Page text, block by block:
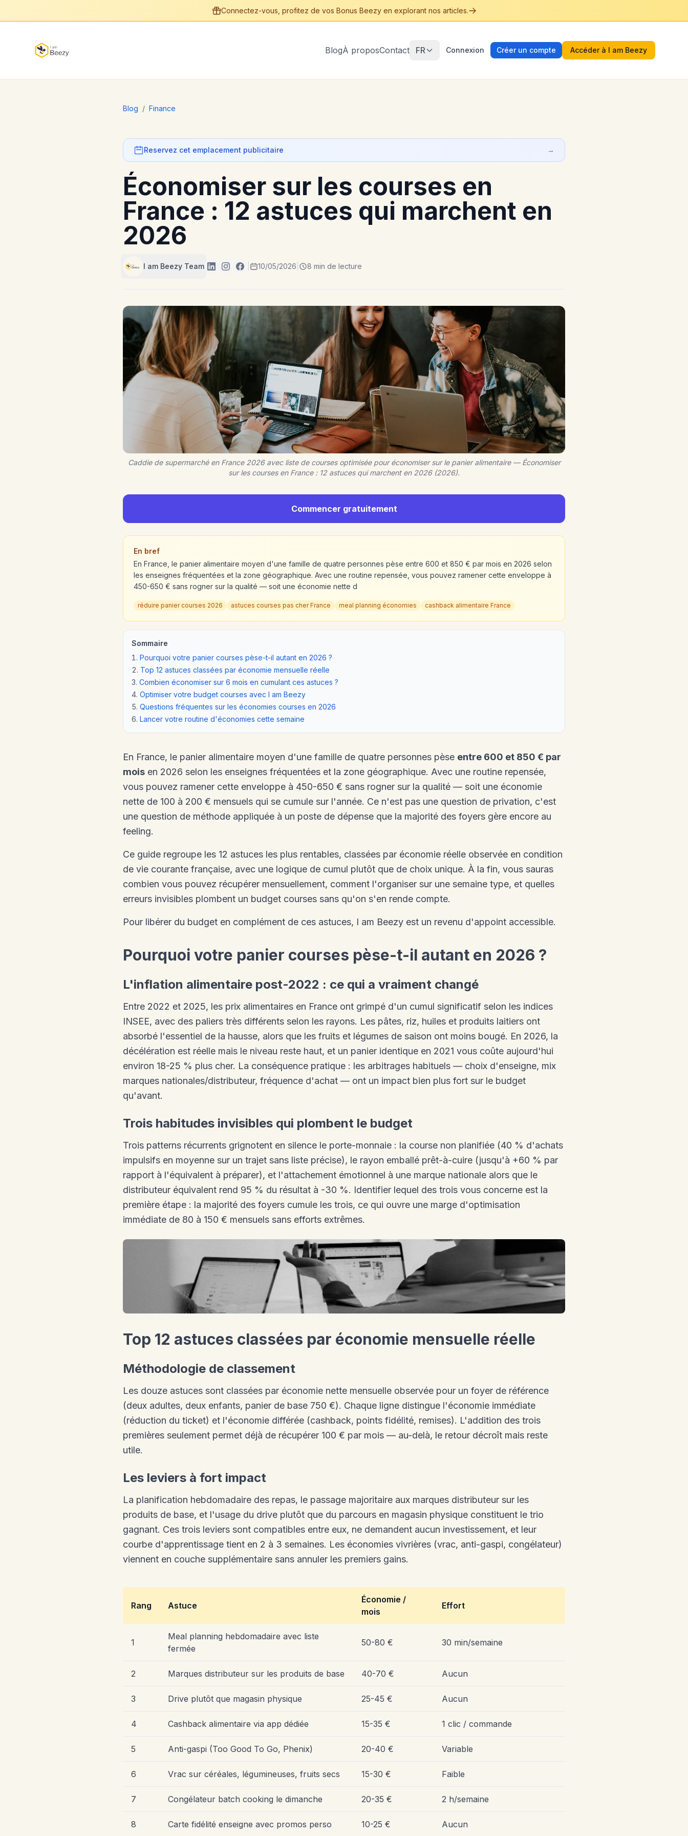
Connectez-vous, profitez de vos Bonus Beezy en explorant nos articles.
BlogÀ proposContact FR Connexion Créer un compte Accéder à I am Beezy
Blog / Finance
Reservez cet emplacement publicitaire →
Économiser sur les courses en
France : 12 astuces qui marchent en
2026
I am Beezy Team 10/05/2026 8 min de lecture
Caddie de supermarché en France 2026 avec liste de courses optimisée pour économiser sur le panier alimentaire — Économiser
sur les courses en France : 12 astuces qui marchent en 2026 (2026).
Commencer gratuitement
En bref
En France, le panier alimentaire moyen d'une famille de quatre personnes pèse entre 600 et 850 € par mois en 2026 selon
les enseignes fréquentées et la zone géographique. Avec une routine repensée, vous pouvez ramener cette enveloppe à
450-650 € sans rogner sur la qualité — soit une économie nette d
réduire panier courses 2026 astuces courses pas cher France meal planning économies cashback alimentaire France
Sommaire
Pourquoi votre panier courses pèse-t-il autant en 2026 ?
Top 12 astuces classées par économie mensuelle réelle
Combien économiser sur 6 mois en cumulant ces astuces ?
Optimiser votre budget courses avec I am Beezy
Questions fréquentes sur les économies courses en 2026
Lancer votre routine d'économies cette semaine
En France, le panier alimentaire moyen d'une famille de quatre personnes pèse entre 600 et 850 € par
mois en 2026 selon les enseignes fréquentées et la zone géographique. Avec une routine repensée,
vous pouvez ramener cette enveloppe à 450-650 € sans rogner sur la qualité — soit une économie
nette de 100 à 200 € mensuels qui se cumule sur l'année. Ce n'est pas une question de privation, c'est
une question de méthode appliquée à un poste de dépense que la majorité des foyers gère encore au
feeling.
Ce guide regroupe les 12 astuces les plus rentables, classées par économie réelle observée en condition
de vie courante française, avec une logique de cumul plutôt que de choix unique. À la fin, vous sauras
combien vous pouvez récupérer mensuellement, comment l'organiser sur une semaine type, et quelles
erreurs invisibles plombent un budget courses sans qu'on s'en rende compte.
Pour libérer du budget en complément de ces astuces, I am Beezy est un revenu d'appoint accessible.
Pourquoi votre panier courses pèse-t-il autant en 2026 ?
L'inflation alimentaire post-2022 : ce qui a vraiment changé
Entre 2022 et 2025, les prix alimentaires en France ont grimpé d'un cumul significatif selon les indices
INSEE, avec des paliers très différents selon les rayons. Les pâtes, riz, huiles et produits laitiers ont
absorbé l'essentiel de la hausse, alors que les fruits et légumes de saison ont moins bougé. En 2026, la
décélération est réelle mais le niveau reste haut, et un panier identique en 2021 vous coûte aujourd'hui
environ 18-25 % plus cher. La conséquence pratique : les arbitrages habituels — choix d'enseigne, mix
marques nationales/distributeur, fréquence d'achat — ont un impact bien plus fort sur le budget
qu'avant.
Trois habitudes invisibles qui plombent le budget
Trois patterns récurrents grignotent en silence le porte-monnaie : la course non planifiée (40 % d'achats
impulsifs en moyenne sur un trajet sans liste précise), le rayon emballé prêt-à-cuire (jusqu'à +60 % par
rapport à l'équivalent à préparer), et l'attachement émotionnel à une marque nationale alors que le
distributeur équivalent rend 95 % du résultat à -30 %. Identifier lequel des trois vous concerne est la
première étape : la majorité des foyers cumule les trois, ce qui ouvre une marge d'optimisation
immédiate de 80 à 150 € mensuels sans efforts extrêmes.
Top 12 astuces classées par économie mensuelle réelle
Méthodologie de classement
Les douze astuces sont classées par économie nette mensuelle observée pour un foyer de référence
(deux adultes, deux enfants, panier de base 750 €). Chaque ligne distingue l'économie immédiate
(réduction du ticket) et l'économie différée (cashback, points fidélité, remises). L'addition des trois
premières seulement permet déjà de récupérer 100 € par mois — au-delà, le retour décroît mais reste
utile.
Les leviers à fort impact
La planification hebdomadaire des repas, le passage majoritaire aux marques distributeur sur les
produits de base, et l'usage du drive plutôt que du parcours en magasin physique constituent le trio
gagnant. Ces trois leviers sont compatibles entre eux, ne demandent aucun investissement, et leur
courbe d'apprentissage tient en 2 à 3 semaines. Les économies vivrières (vrac, anti-gaspi, congélateur)
viennent en couche supplémentaire sans annuler les premiers gains.
Rang Astuce
Économie /
mois
Effort
1
Meal planning hebdomadaire avec liste
fermée
50-80 € 30 min/semaine
2 Marques distributeur sur les produits de base 40-70 € Aucun
3 Drive plutôt que magasin physique 25-45 € Aucun
4 Cashback alimentaire via app dédiée 15-35 € 1 clic / commande
5 Anti-gaspi (Too Good To Go, Phenix) 20-40 € Variable
6 Vrac sur céréales, légumineuses, fruits secs 15-30 € Faible
7 Congélateur batch cooking le dimanche 20-35 € 2 h/semaine
8 Carte fidélité enseigne avec promos perso 10-25 € Aucun